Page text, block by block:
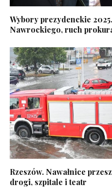
Wybory prezydenckie
Nawrockiego, ruch
Rzeszów. Nawałnice
drogi, szpitale i teatr